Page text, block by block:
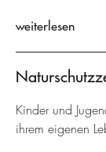
weiterlesen
Kinder und
ihrem eigenen